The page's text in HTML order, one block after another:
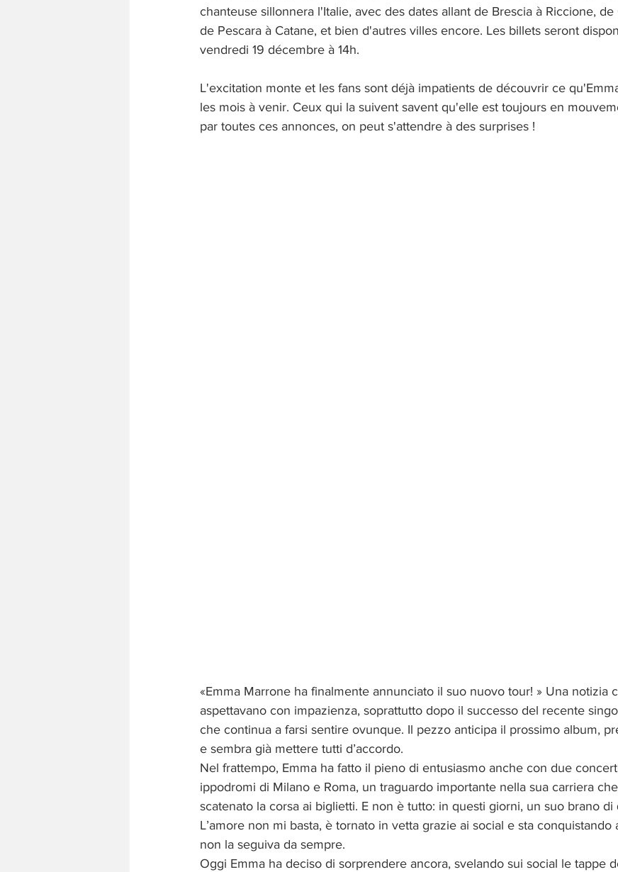
chanteuse sillonnera l'Italie, avec des dates allant de Brescia à Riccione, de
de Pescara à Catane, et bien d'autres villes encore. Les billets seront
vendredi 19 décembre à 14h.
L'excitation monte et les fans sont déjà impatients de découvrir ce
les mois à venir. Ceux qui la suivent savent qu'elle est toujours en
par toutes ces annonces, on peut s'attendre à des surprises !
«Emma Marrone ha finalmente annunciato il suo nuovo tour! » Una notizia
aspettavano con impazienza, soprattutto dopo il successo del recente
che continua a farsi sentire ovunque. Il pezzo anticipa il prossimo album,
e sembra già mettere tutti d’accordo.
Nel frattempo, Emma ha fatto il pieno di entusiasmo anche con due
ippodromi di Milano e Roma, un traguardo importante nella sua carriera
scatenato la corsa ai biglietti. E non è tutto: in questi giorni, un suo brano di
L’amore non mi basta, è tornato in vetta grazie ai social e sta conquistando
non la seguiva da sempre.
Oggi Emma ha deciso di sorprendere ancora, svelando sui social le tappe